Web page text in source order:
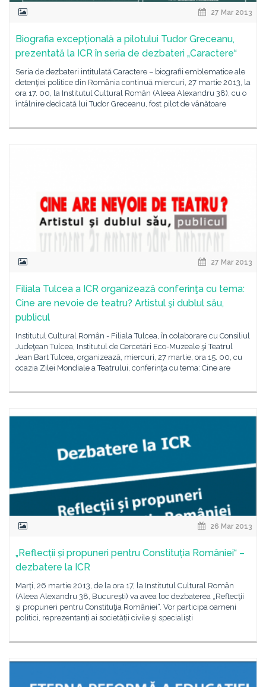
27 Mar 2013
Biografia excepțională a pilotului Tudor Greceanu,
prezentată la ICR în seria de dezbateri „Caractere“
Seria de dezbateri intitulată Caractere – biografii emblematice ale
detenţiei politice din România continuă miercuri, 27 martie 2013, la
ora 17. 00, la Institutul Cultural Român (Aleea Alexandru 38), cu o
întâlnire dedicată lui Tudor Greceanu, fost pilot de vânătoare
27 Mar 2013
Filiala Tulcea a ICR organizează conferinţa cu tema:
Cine are nevoie de teatru? Artistul şi dublul său,
publicul
Institutul Cultural Român - Filiala Tulcea, în colaborare cu Consiliul
Judeţean Tulcea, Institutul de Cercetări Eco-Muzeale şi Teatrul
Jean Bart Tulcea, organizează, miercuri, 27 martie, ora 15. 00, cu
ocazia Zilei Mondiale a Teatrului, conferinţa cu tema: Cine are
26 Mar 2013
„Reflecții și propuneri pentru Constituția României“ –
dezbatere la ICR
Marți, 26 martie 2013, de la ora 17, la Institutul Cultural Român
(Aleea Alexandru 38, București) va avea loc dezbaterea „Reflecţii
şi propuneri pentru Constituţia României“. Vor participa oameni
politici, reprezentanți ai societății civile și specialiști